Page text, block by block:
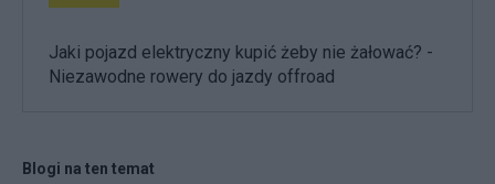
Jaki pojazd elektryczny kupić żeby nie żałować? -
Niezawodne rowery do jazdy offroad
Blogi na ten temat